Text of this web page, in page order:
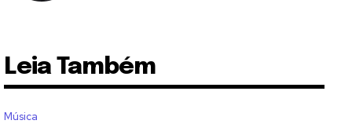
Leia Também
Música